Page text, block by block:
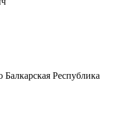
Республика